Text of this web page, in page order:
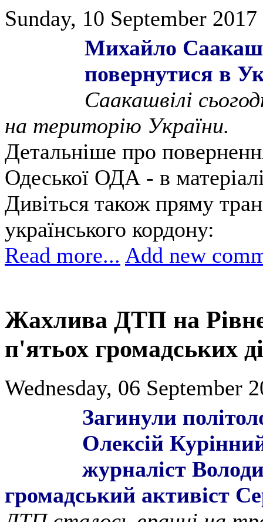
Sunday, 10 September
Михайло
повернутися в
Саакашвілі
на територію України.
Детальніше про
Одеської ОДА - в
Дивіться також пряму
українського кордону:
Read more... Add new
Жахлива ДТП на
п'ятьох громадських
Wednesday, 06 September
Загинули
Олексій
журналіст
громадський активіст